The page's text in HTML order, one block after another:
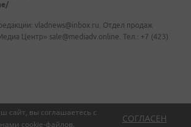
сайт, вы соглашаетесь с
cookie-файлов.
СОГЛАСЕН
vladnews@inbox.ru. Отдел продаж
Центр» sale@mediadv.online. Тел.: +7 (423)